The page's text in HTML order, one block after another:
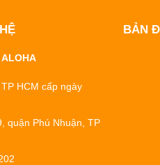
ALOHA
HCM cấp ngày
quận Phú Nhuận, TP
BẢN